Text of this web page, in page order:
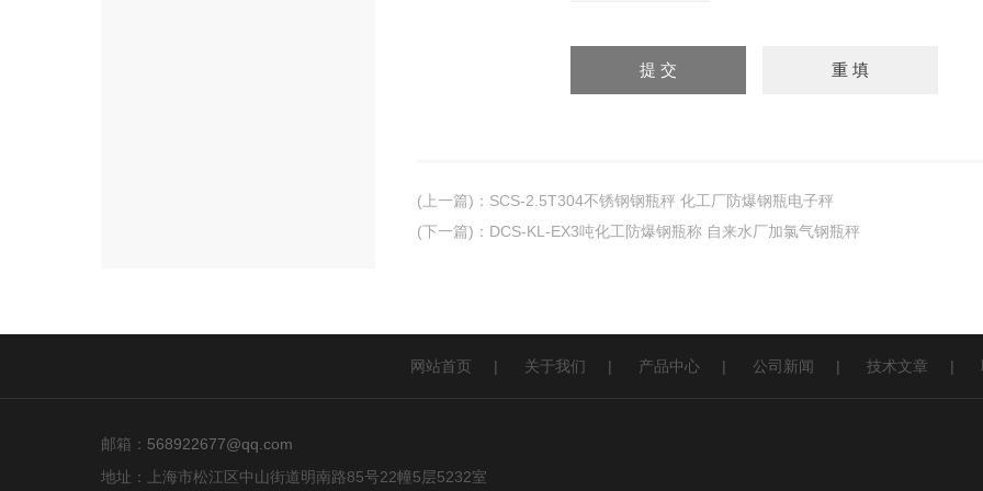
(上一篇) ： SCS-2.5T304不锈钢钢瓶秤 化工厂防爆钢瓶电子秤
(下一篇) ： DCS-KL-EX3吨化工防爆钢瓶称 自来水厂加氯气钢瓶秤
网站首页 | 关于我们 | 产品中心 | 公司新闻 | 技术文章 |
邮箱： 568922677@qq.com
地址：上海市松江区中山街道明南路85号22幢5层5232室